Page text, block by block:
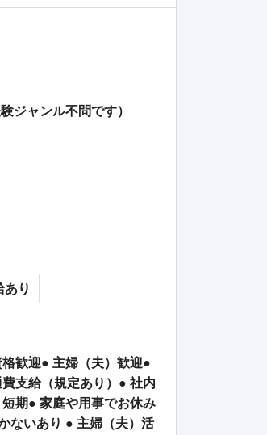
ジャンル不問です）
あり
歓迎● 主婦（夫）歓迎●
支給（規定あり）● 社内
期● 家庭や用事でお休み
ないあり ● 主婦（夫）活